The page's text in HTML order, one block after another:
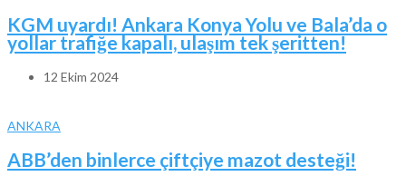
KGM uyardı! Ankara Konya Yolu ve Bala’da o
yollar trafiğe kapalı, ulaşım tek şeritten!
12 Ekim 2024
ANKARA
ABB’den binlerce çiftçiye mazot desteği!